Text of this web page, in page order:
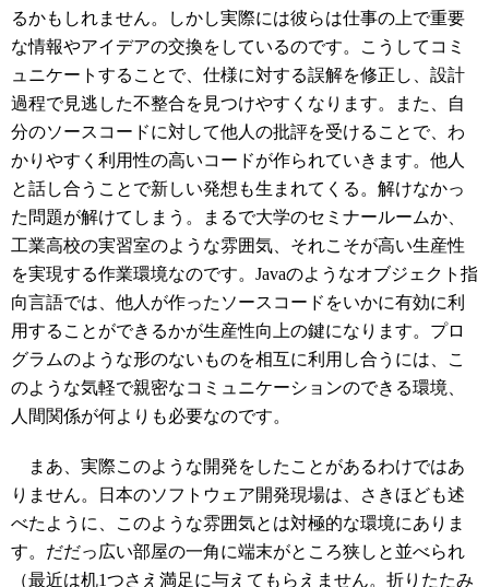
るかもしれません。しかし実際には彼らは仕事の上で重要
な情報やアイデアの交換をしているのです。こうしてコミ
ュニケートすることで、仕様に対する誤解を修正し、設計
過程で見逃した不整合を見つけやすくなります。また、自
分のソースコードに対して他人の批評を受けることで、わ
かりやすく利用性の高いコードが作られていきます。他人
と話し合うことで新しい発想も生まれてくる。解けなかっ
た問題が解けてしまう。まるで大学のセミナールームか、
工業高校の実習室のような雰囲気、それこそが高い生産性
を実現する作業環境なのです。Javaのようなオブジェクト指
向言語では、他人が作ったソースコードをいかに有効に利
用することができるかが生産性向上の鍵になります。プロ
グラムのような形のないものを相互に利用し合うには、こ
のような気軽で親密なコミュニケーションのできる環境、
人間関係が何よりも必要なのです。
まあ、実際このような開発をしたことがあるわけではあ
りません。日本のソフトウェア開発現場は、さきほども述
べたように、このような雰囲気とは対極的な環境にありま
す。だだっ広い部屋の一角に端末がところ狭しと並べられ
（最近は机1つさえ満足に与えてもらえません。折りたたみ